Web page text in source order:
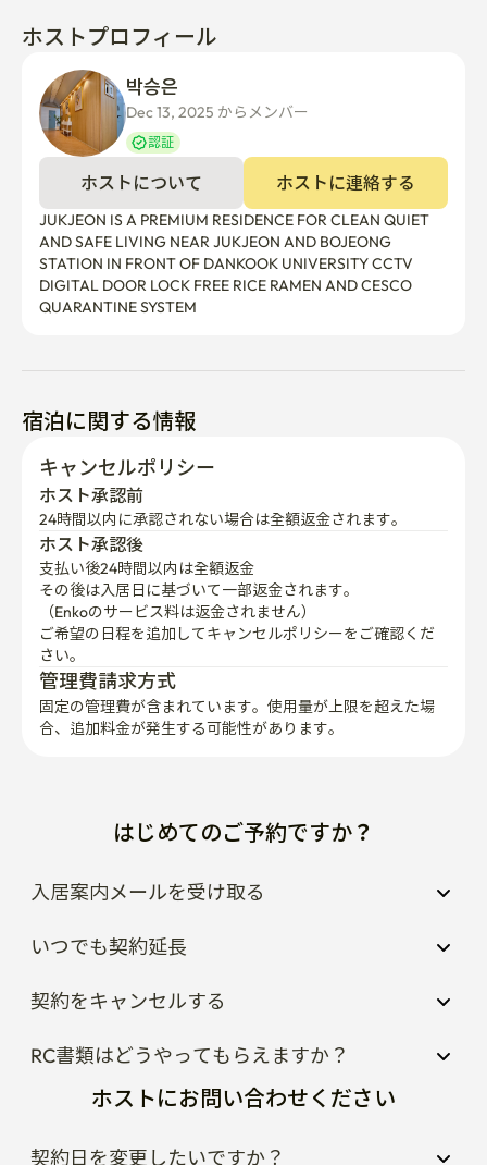
ホストプロフィール
Dec 13, 2025 からメンバー
認証
ホストについて ホストに連絡する
JUKJEON IS A PREMIUM RESIDENCE FOR CLEAN QUIET
AND SAFE LIVING NEAR JUKJEON AND BOJEONG
STATION IN FRONT OF DANKOOK UNIVERSITY CCTV
DIGITAL DOOR LOCK FREE RICE RAMEN AND CESCO
QUARANTINE SYSTEM
宿泊に関する情報
キャンセルポリシー
ホスト承認前
24時間以内に承認されない場合は全額返金されます。
ホスト承認後
支払い後24時間以内は全額返金
その後は入居日に基づいて一部返金されます。
（Enkoのサービス料は返金されません）
ご希望の日程を追加してキャンセルポリシーをご確認くだ
さい。
管理費請求方式
固定の管理費が含まれています。使用量が上限を超えた場
合、追加料金が発生する可能性があります。
はじめてのご予約ですか？
入居案内メールを受け取る
いつでも契約延長
契約をキャンセルする
RC書類はどうやってもらえますか？
ホストにお問い合わせください
契約日を変更したいですか？